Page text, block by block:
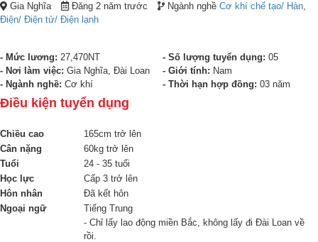
Gia Nghĩa Đăng 2 năm trước Ngành nghề Cơ khí chế tạo/ Hàn,
Điện/ Điện tử/ Điện lạnh
- Mức lương: 27,470NT
- Nơi làm việc: Gia Nghĩa, Đài Loan
- Ngành nghề: Cơ khí
- Số lượng tuyển dụng: 05
- Giới tính: Nam
- Thời hạn hợp đồng: 03 năm
Điều kiện tuyển dụng
Chiều cao
165cm trở lên
Cân nặng
60kg trở lên
Tuổi
24 - 35 tuổi
Học lực
Cấp 3 trở lên
Hôn nhân
Đã kết hôn
Ngoại ngữ
Tiếng Trung
- Chỉ lấy lao động miền Bắc, không lấy đi Đài Loan về
rồi.